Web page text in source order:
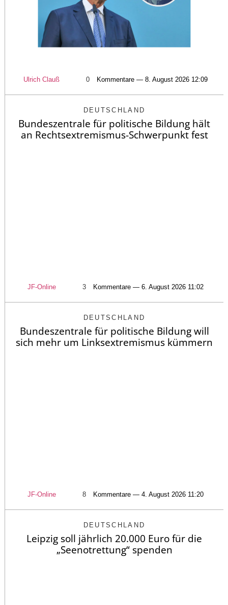
Ulrich Clauß 0 Kommentare — 8. August 2026 12:09
DEUTSCHLAND
Bundeszentrale für politische Bildung hält
an Rechtsextremismus-Schwerpunkt fest
JF-Online 3 Kommentare — 6. August 2026 11:02
DEUTSCHLAND
Bundeszentrale für politische Bildung will
sich mehr um Linksextremismus kümmern
JF-Online 8 Kommentare — 4. August 2026 11:20
DEUTSCHLAND
Leipzig soll jährlich 20.000 Euro für die
„Seenotrettung“ spenden